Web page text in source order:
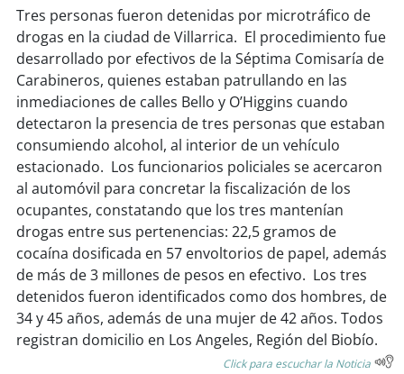
soy calama
soyantofagasta
copiapó
soy valparaíso
soy quillota
soy sanantonio
soy chillán
Tres personas fueron detenidas por microtráfico de
drogas en la ciudad de Villarrica. El procedimiento fue
desarrollado por efectivos de la Séptima Comisaría de
Carabineros, quienes estaban patrullando en las
inmediaciones de calles Bello y O’Higgins cuando
detectaron la presencia de tres personas que estaban
consumiendo alcohol, al interior de un vehículo
estacionado. Los funcionarios policiales se acercaron
al automóvil para concretar la fiscalización de los
ocupantes, constatando que los tres mantenían
drogas entre sus pertenencias: 22,5 gramos de
cocaína dosificada en 57 envoltorios de papel, además
de más de 3 millones de pesos en efectivo. Los tres
detenidos fueron identificados como dos hombres, de
34 y 45 años, además de una mujer de 42 años. Todos
registran domicilio en Los Angeles, Región del Biobío.
Click para escuchar la Noticia